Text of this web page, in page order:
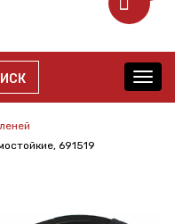
691519